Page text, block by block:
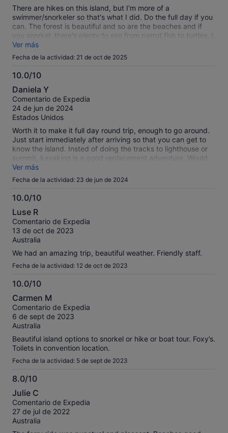
There are hikes on this island, but I'm more of a
swimmer/snorkeler so that's what I did. Do the full day if you
can. The forest is beautiful and so are the beaches and if
you snorkel, there's plenty to see from parrot fish to turtles. I
even saw a small (maybe 2ft long) reef shark. You can book
the ferry yourself if you prefer. This tour really operates more
there & back at certain times.
Ver más
Fecha de la actividad: 21 de oct de 2025
10.0/10
10.0
sobre
10
Daniela Y
Comentario de Expedia
24 de jun de 2024
Estados Unidos
Worth it to make it full day round trip, enough to go around.
Just start immediately after arriving so that you can get to
know the island. Insted of doing the tracks to lighthouse or
summit, kayaking is a good replacement adventure. Would
do it again! Lunch was poor, it will be better to buy at Foxy’s
Bar.
Ver más
Fecha de la actividad: 23 de jun de 2024
10.0/10
10.0
sobre
10
Luse R
Comentario de Expedia
13 de oct de 2023
Australia
We had an amazing trip, beautiful weather. Friendly staff.
Fecha de la actividad: 12 de oct de 2023
10.0/10
10.0
sobre
10
Carmen M
Comentario de Expedia
6 de sept de 2023
Australia
Beautiful island options to snorkel or hike or boat tour. Foxy’s.
Toilets in convention location.
Fecha de la actividad: 5 de sept de 2023
8.0/10
8.0
sobre
10
Julie C
Comentario de Expedia
27 de jul de 2022
Australia